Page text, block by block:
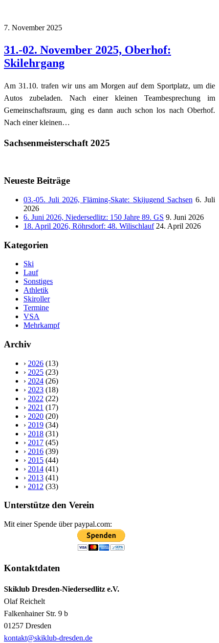
7. November 2025
31.-02. November 2025, Oberhof:
Skilehrgang
Am 31.10. trafen wir uns am Morgen auf dem Sportplatz, um die
Autos zubeladen. Nach einer kleinen Teambesprechung im
Gemeinschaftsraum, ging es dann auch schon los nach Oberhof.
Nach einer kleinen…
Sachsenmeisterschaft 2025
Neueste Beiträge
03.-05. Juli 2026, Fläming-Skate: Skijugend Sachsen 6. Juli
2026
6. Juni 2026, Niedersedlitz: 150 Jahre 89. GS 9. Juni 2026
18. April 2026, Röhrsdorf: 48. Wilischlauf 24. April 2026
Kategorien
Ski
Lauf
Sonstiges
Athletik
Skiroller
Termine
VSA
Mehrkampf
Archiv
› 2026 (13)
› 2025 (23)
› 2024 (26)
› 2023 (18)
› 2022 (22)
› 2021 (17)
› 2020 (20)
› 2019 (34)
› 2018 (31)
› 2017 (45)
› 2016 (39)
› 2015 (44)
› 2014 (41)
› 2013 (41)
› 2012 (33)
Unterstütze den Verein
Mit einer Spende über paypal.com:
Kontaktdaten
Skiklub Dresden-Niedersedlitz e.V.
Olaf Reichelt
Falkenhainer Str. 9 b
01257 Dresden
kontakt@skiklub-dresden.de